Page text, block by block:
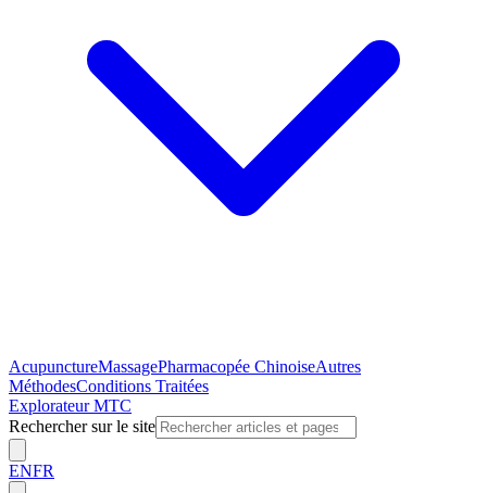
AcupunctureMassagePharmacopée ChinoiseAutres
MéthodesConditions Traitées
Explorateur MTC
Rechercher sur le site
ENFR